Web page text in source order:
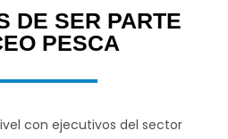
DE SER PARTE
PESCA
con ejecutivos del sector